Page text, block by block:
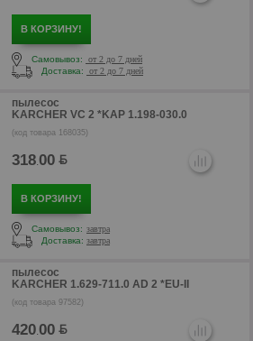
В КОРЗИНУ!
Самовывоз:
от 2 до 7 дней
Доставка:
от 2 до 7 дней
пылесос
KARCHER VC 2 *KAP 1.198-030.0
(код товара 168035)
318.00
В КОРЗИНУ!
Самовывоз: завтра
Доставка: завтра
пылесос
KARCHER 1.629-711.0 AD 2 *EU-II
(код товара 97582)
420.00